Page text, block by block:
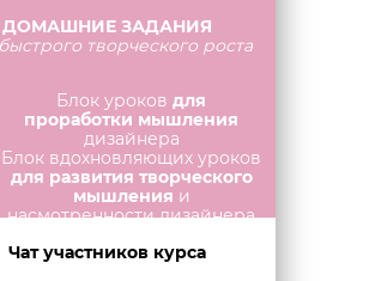
ДОМАШНИЕ ЗАДАНИЯ
творческого роста
Блок уроков для
проработки мышления
дизайнера
Блок вдохновляющих уроков
для развития творческого
мышления и
насмотренности дизайнера
Чат участников курса